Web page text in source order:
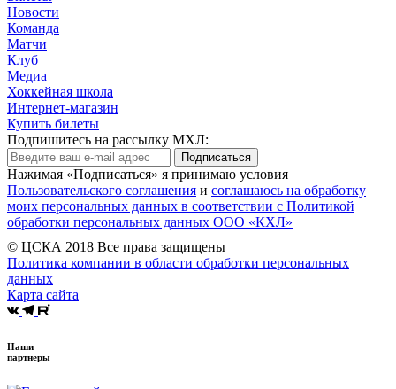
Новости
Команда
Матчи
Клуб
Медиа
Хоккейная школа
Интернет-магазин
Купить билеты
Подпишитесь на рассылку МХЛ:
Подписаться
Нажимая «Подписаться» я принимаю условия
Пользовательского соглашения и соглашаюсь на обработку
моих персональных данных в соответствии с Политикой
обработки персональных данных ООО «КХЛ»
© ЦСКА 2018 Все права защищены
Политика компании в области обработки персональных
данных
Карта сайта
Наши
партнеры